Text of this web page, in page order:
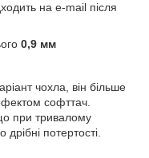
на e-mail після
0,9 мм
чохла, він більше
софттач.
при тривалому
потертості.